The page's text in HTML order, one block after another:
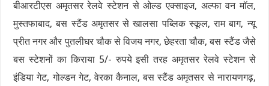
बीआरटीएस अमृतसर रेलवे स्टेशन से ओल्ड एक्साइज, अल्फा वन मॉल,
मुस्तफाबाद, बस स्टैंड अमृतसर से खालसा पब्लिक स्कूल, राम बाग, न्यू
प्रीत नगर और पुतलीघर चौक से विजय नगर, छेहरता चौक, बस स्टैंड जैसे
बस स्टेशनों का किराया 5/- रुपये इसी तरह अमृतसर रेलवे स्टेशन से
इंडिया गेट, गोल्डन गेट, वेरका कैनाल, बस स्टैंड अमृतसर से नारायणगढ़,